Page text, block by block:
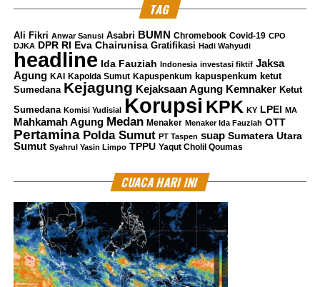
TAG
Ali Fikri Anwar Sanusi Asabri BUMN Chromebook Covid-19 CPO
DJKA
DPR RI Eva Chairunisa Gratifikasi Hadi Wahyudi
headline Ida Fauziah Indonesia investasi fiktif Jaksa
Agung KAI Kapolda Sumut Kapuspenkum kapuspenkum ketut
Sumedana Kejagung Kejaksaan Agung Kemnaker Ketut
Sumedana Komisi Yudisial Korupsi KPK KY LPEI MA
Mahkamah Agung Medan Menaker Menaker Ida Fauziah OTT
Pertamina Polda Sumut PT Taspen suap Sumatera Utara
Sumut Syahrul Yasin Limpo TPPU Yaqut Cholil Qoumas
CUACA HARI INI